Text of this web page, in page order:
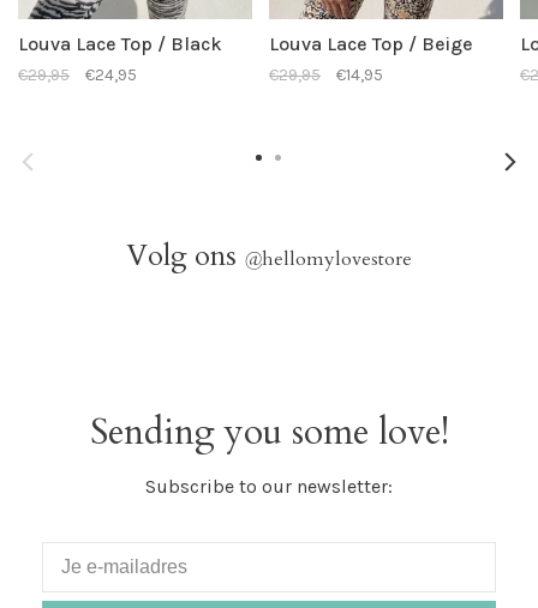
Louva Lace Top / Black
€29,95 €24,95
Louva Lace Top / Beige
€29,95 €14,95
Volg ons @hellomylovestore
Sending you some love!
Subscribe to our newsletter: